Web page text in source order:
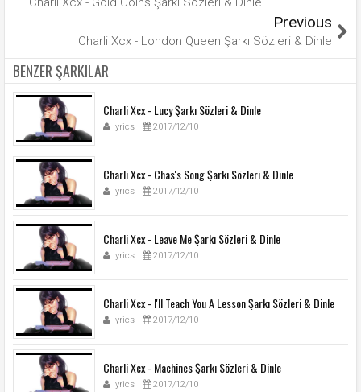
Previous
Charli Xcx - London Queen Şarkı Sözleri & Dinle
BENZER ŞARKILAR
Charli Xcx - Lucy Şarkı Sözleri & Dinle
lyrics 2017/12/10
Charli Xcx - Chas's Song Şarkı Sözleri & Dinle
lyrics 2017/12/10
Charli Xcx - Leave Me Şarkı Sözleri & Dinle
lyrics 2017/12/10
Charli Xcx - I'll Teach You A Lesson Şarkı Sözleri & Dinle
lyrics 2017/12/10
Charli Xcx - Machines Şarkı Sözleri & Dinle
lyrics 2017/12/10